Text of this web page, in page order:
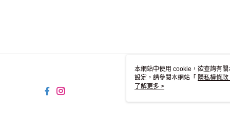
本網站中使用 cookie，欲查詢有
設定，請參閱本網站「 隱私權條款
使用 cookie。
了解更多 >